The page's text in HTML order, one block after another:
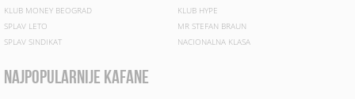
KLUB MONEY BEOGRAD
SPLAV LETO
SPLAV SINDIKAT
KLUB HYPE
MR STEFAN BRAUN
NACIONALNA KLASA
najpopularnije kafane